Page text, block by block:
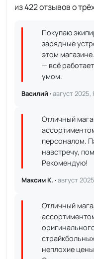
из 422 отзывов о
Покупаю
зарядные
этом
— всё
умом.
Василий ·август
Отличный
персоналом.
навстречу,
Рекомендую!
Максим К. ·август
Отличный
неплохие